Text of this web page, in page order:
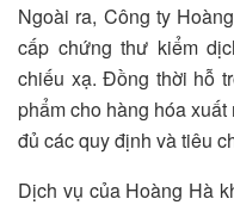
Ngoài ra, Công ty
cấp chứng thư kiểm
chiếu xạ. Đồng thời hỗ
phẩm cho hàng hóa
đủ các quy định và tiêu
Dịch vụ của Hoàng Hà